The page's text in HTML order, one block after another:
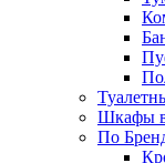
Шкафы
По